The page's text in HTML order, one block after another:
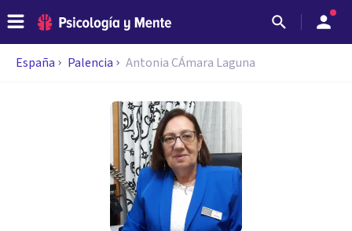
España Palencia Antonia CÁmara Laguna